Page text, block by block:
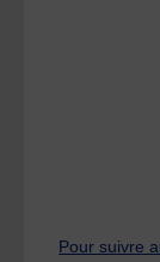
Pour suivre